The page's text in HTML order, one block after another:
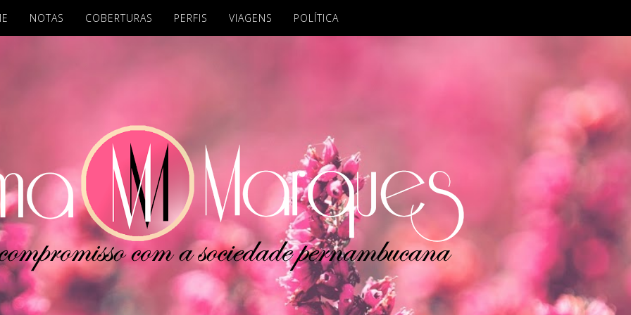
NOTAS COBERTURAS PERFIS VIAGENS POLÍTICA